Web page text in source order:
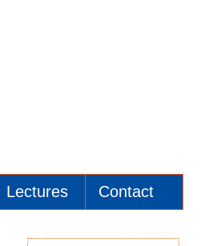
Lectures Contact